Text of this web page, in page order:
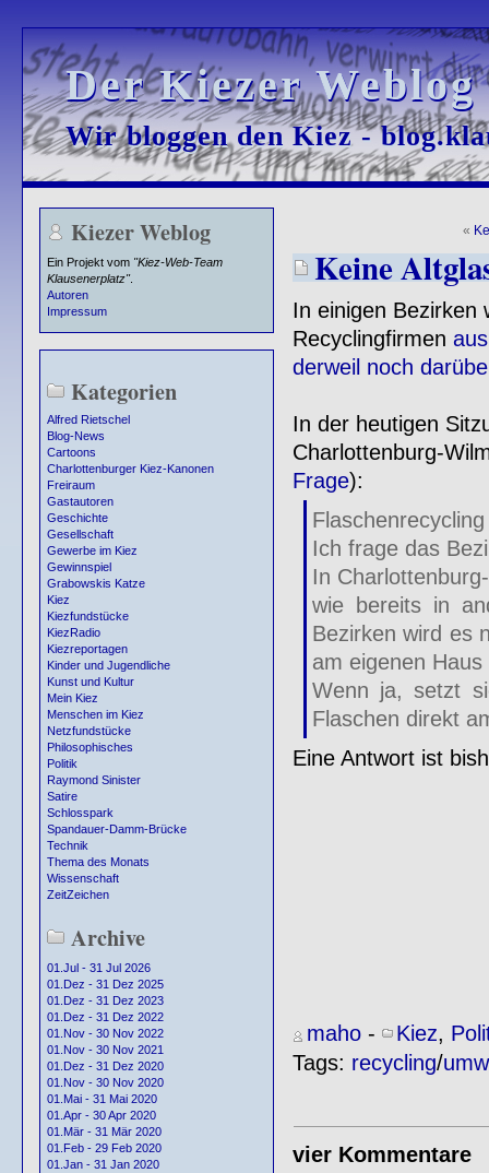
Der Kiezer
Der Kiezer
Wir bloggen den Kiez -
Wir bloggen den Kiez -
Kiezer Weblog
Ein Projekt vom "Kiez-Web-Team
Klausenerplatz".
Autoren
Impressum
Kategorien
Alfred Rietschel
Blog-News
Cartoons
Charlottenburger Kiez-Kanonen
Freiraum
Gastautoren
Geschichte
Gesellschaft
Gewerbe im Kiez
Gewinnspiel
Grabowskis Katze
Kiez
Kiezfundstücke
KiezRadio
Kiezreportagen
Kinder und Jugendliche
Kunst und Kultur
Mein Kiez
Menschen im Kiez
Netzfundstücke
Philosophisches
Politik
Raymond Sinister
Satire
Schlosspark
Spandauer-Damm-Brücke
Technik
Thema des Monats
Wissenschaft
ZeitZeichen
Archive
01.Jul - 31 Jul 2026
01.Dez - 31 Dez 2025
01.Dez - 31 Dez 2023
01.Dez - 31 Dez 2022
01.Nov - 30 Nov 2022
01.Nov - 30 Nov 2021
01.Dez - 31 Dez 2020
01.Nov - 30 Nov 2020
01.Mai - 31 Mai 2020
01.Apr - 30 Apr 2020
01.Mär - 31 Mär 2020
01.Feb - 29 Feb 2020
01.Jan - 31 Jan 2020
«
Keine
In einigen Bezirken
Recyclingfirmen
derweil noch
In der heutigen
Charlottenburg-
Frage):
Ich frage das
In
wie bereits in
Bezirken wird es
am eigenen
Wenn ja, setzt
Flaschen direkt
Eine Antwort ist
maho- Kiez,
Tags: recycling/
vier Kommentare